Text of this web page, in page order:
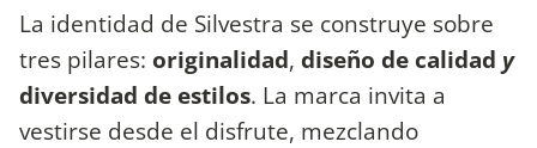
La identidad de Silvestra se construye sobre
tres pilares: originalidad, diseño de calidad y
diversidad de estilos. La marca invita a
vestirse desde el disfrute, mezclando